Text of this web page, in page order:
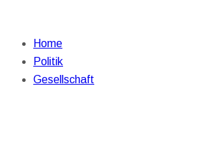
Home
Politik
Gesellschaft